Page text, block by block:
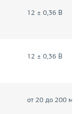
12 ± 0,36 В
12 ± 0,36 В
от 20 до 200